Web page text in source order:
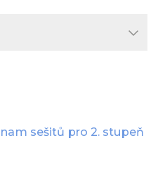
sešitů pro 2. stupeň